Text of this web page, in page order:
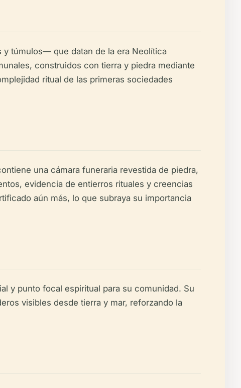
túmulos— que datan de la era Neolítica
construidos con tierra y piedra mediante
ritual de las primeras sociedades
una cámara funeraria revestida de piedra,
evidencia de entierros rituales y creencias
aún más, lo que subraya su importancia
y punto focal espiritual para su comunidad. Su
visibles desde tierra y mar, reforzando la